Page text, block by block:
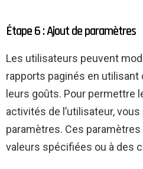
Étape 6 : Ajout de paramètres
Les utilisateurs peuvent
rapports paginés en
leurs goûts. Pour permettre
activités de l’utilisateur,
paramètres. Ces
valeurs spécifiées ou à des